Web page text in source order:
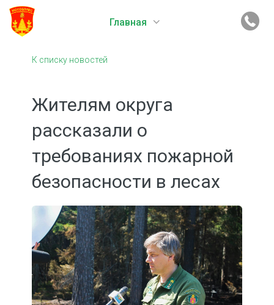
Главная
К списку новостей
Жителям округа
рассказали о
требованиях пожарной
безопасности в лесах